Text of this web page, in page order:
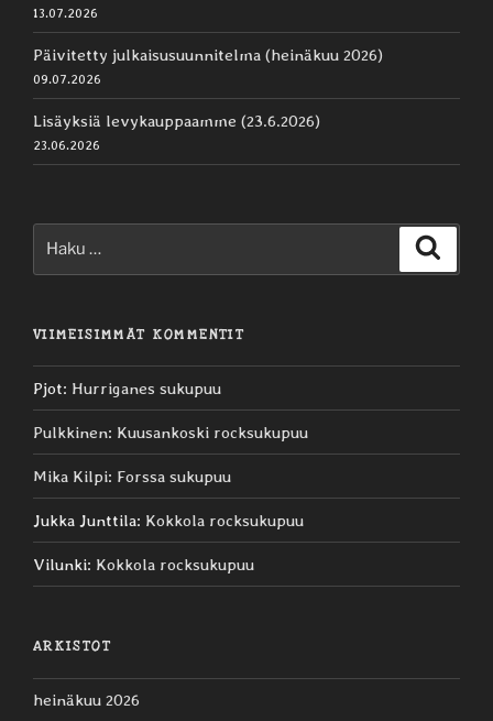
13.07.2026
Päivitetty julkaisusuunnitelma (heinäkuu 2026)
09.07.2026
Lisäyksiä levykauppaamme (23.6.2026)
23.06.2026
VIIMEISIMMÄT KOMMENTIT
Pjot: Hurriganes sukupuu
Pulkkinen: Kuusankoski rocksukupuu
Mika Kilpi: Forssa sukupuu
Jukka Junttila: Kokkola rocksukupuu
Vilunki: Kokkola rocksukupuu
ARKISTOT
heinäkuu 2026